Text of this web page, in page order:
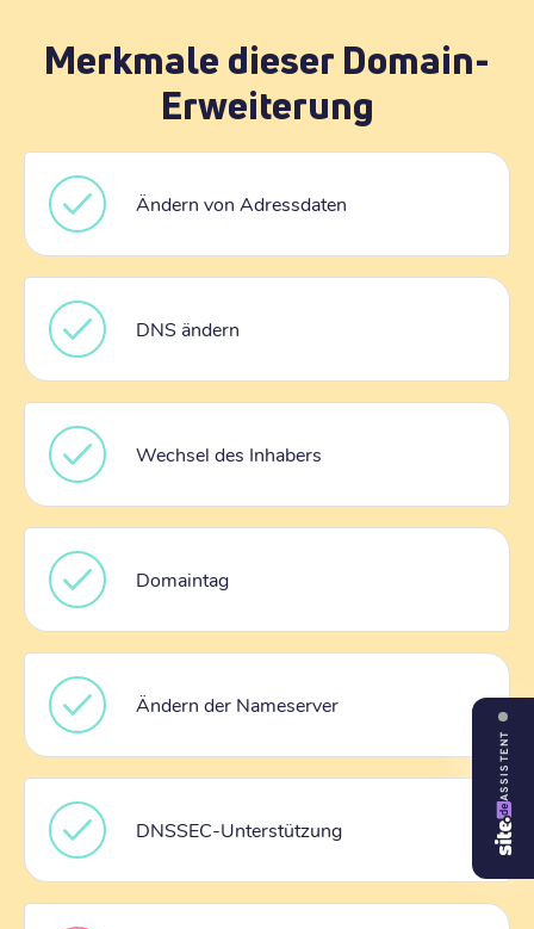
Merkmale dieser Domain-
Erweiterung
Ändern von Adressdaten
DNS ändern
Wechsel des Inhabers
Domaintag
Ändern der Nameserver
DNSSEC-Unterstützung
ASSISTENT